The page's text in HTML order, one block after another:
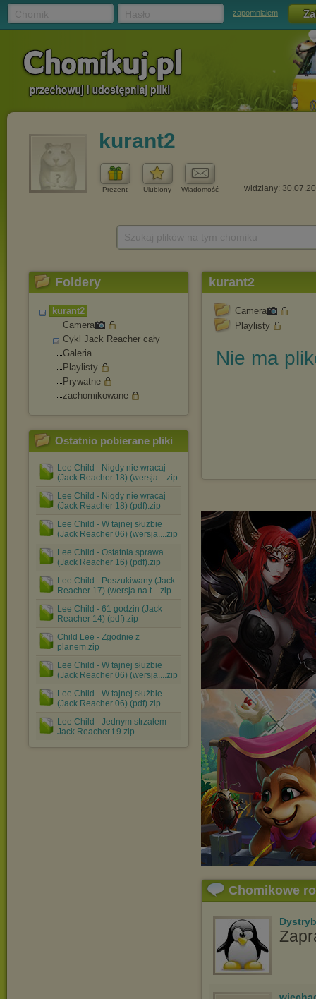
zapomniałem
kurant2
Prezent Ulubiony Wiadomość widziany:
Foldery
kurant2
Camera
Cykl Jack Reacher cały
Galeria
Playlisty
Prywatne
zachomikowane
Ostatnio pobierane pliki
Lee Child - Nigdy nie wracaj
(Jack Reacher 18) (wersja....zip
Lee Child - Nigdy nie wracaj
(Jack Reacher 18) (pdf).zip
Lee Child - W tajnej służbie
(Jack Reacher 06) (wersja....zip
Lee Child - Ostatnia sprawa
(Jack Reacher 16) (pdf).zip
Lee Child - Poszukiwany (Jack
Reacher 17) (wersja na t....zip
Lee Child - 61 godzin (Jack
Reacher 14) (pdf).zip
Child Lee - Zgodnie z
planem.zip
Lee Child - W tajnej służbie
(Jack Reacher 06) (wersja....zip
Lee Child - W tajnej służbie
(Jack Reacher 06) (pdf).zip
Lee Child - Jednym strzałem -
Jack Reacher t.9.zip
kurant2
Camera
Playlisty
Nie ma
Chomikowe